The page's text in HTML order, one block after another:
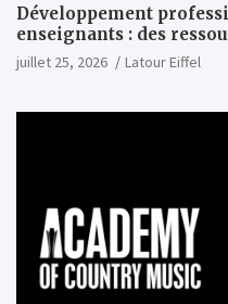
Développement
enseignants : des
vraiment
juillet 25, 2026 Latour Eiffel